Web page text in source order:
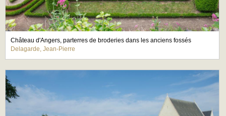
Château d'Angers, parterres de broderies dans les anciens fossés
Delagarde, Jean-Pierre